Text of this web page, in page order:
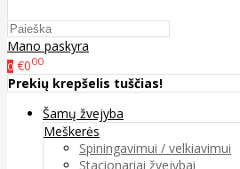
Mano paskyra
0 €000
Prekių krepšelis tuščias!
Šamų žvejyba
Meškerės
Spiningavimui / velkiavimui
Stacionariai žvejybai